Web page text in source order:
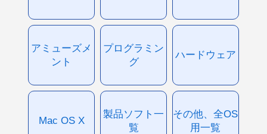
アミューズメ
ント
プログラミン
グ
ハードウェア
Mac OS X
製品ソフト一
覧
その他、全OS
用一覧